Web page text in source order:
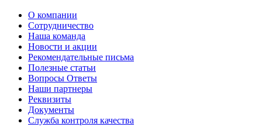
О компании
Сотрудничество
Наша команда
Новости и акции
Рекомендательные письма
Полезные статьи
Вопросы Ответы
Наши партнеры
Реквизиты
Документы
Служба контроля качества